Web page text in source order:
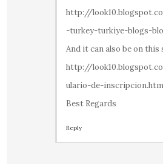
http://
-turkey-turkiye-blogs-
And it can also be on this
http://
ulario-de-
Best Regards
Reply